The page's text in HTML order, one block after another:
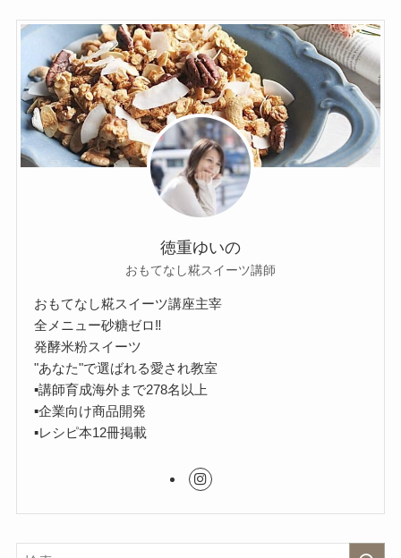
徳重ゆいの
おもてなし糀スイーツ講師
おもてなし糀スイーツ講座主宰
全メニュー砂糖ゼロ‼︎
発酵米粉スイーツ
"あなた"で選ばれる愛され教室
▪︎講師育成海外まで278名以上
▪︎企業向け商品開発
▪︎レシピ本12冊掲載